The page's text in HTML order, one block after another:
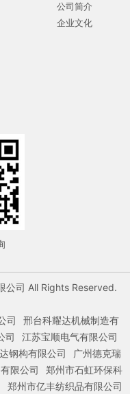
公司简介
企业文化
司 All Rights Reserved.
司
邢台科耀达机械制造有
司
江苏宝顺电气有限公司
钢构有限公司
广州德克瑞
限公司
郑州市石虹环保科
郑州市亿丰纺织品有限公司